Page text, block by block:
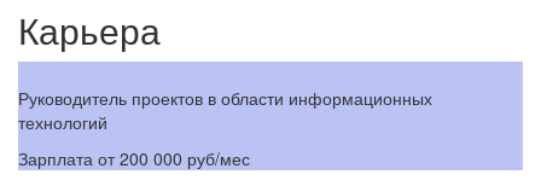
Карьера
Руководитель проектов в области информационных
технологий
Зарплата от 200 000 руб/мес